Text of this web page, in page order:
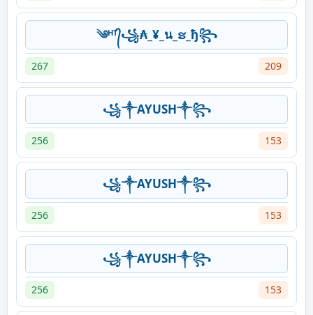
༄ᴴᵀ᭄꧁₳_¥_น_ຮ_ђ꧂
267 209
꧁༒AYUSH༒꧂
256 153
꧁༒AYUSH༒꧂
256 153
꧁༒AYUSH༒꧂
256 153